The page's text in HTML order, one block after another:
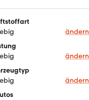
ändern
ändern
ändern